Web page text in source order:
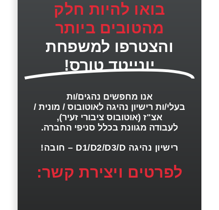
בואו להיות חלק
מהטובים ביותר
והצטרפו למשפחת
יונייטד טורס!
אנו מחפשים נהגים/ות
בעלי/ות רישיון נהיגה לאוטובוס / מונית /
אצ"ז (אוטובוס ציבורי זעיר),
לעבודה מגוונת בכלל סניפי החברה.
רישיון נהיגה D1/D2/D3/D – חובה!
לפרטים ויצירת קשר: